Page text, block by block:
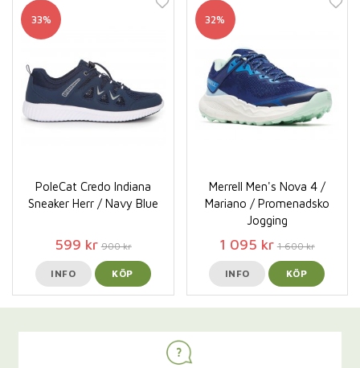
33%
PoleCat Credo Indiana
Sneaker Herr / Navy Blue
599 kr 900 kr
INFO KÖP
32%
Merrell Men's Nova 4 /
Mariano / Promenadsko
Jogging
1 095 kr 1 600 kr
INFO KÖP